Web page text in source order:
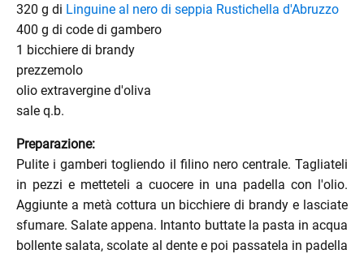
320 g di Linguine al nero di seppia Rustichella d'Abruzzo
400 g di code di gambero
1 bicchiere di brandy
prezzemolo
olio extravergine d'oliva
sale q.b.
Preparazione:
Pulite i gamberi togliendo il filino nero centrale. Tagliateli
in pezzi e metteteli a cuocere in una padella con l'olio.
Aggiunte a metà cottura un bicchiere di brandy e lasciate
sfumare. Salate appena. Intanto buttate la pasta in acqua
bollente salata, scolate al dente e poi passatela in padella